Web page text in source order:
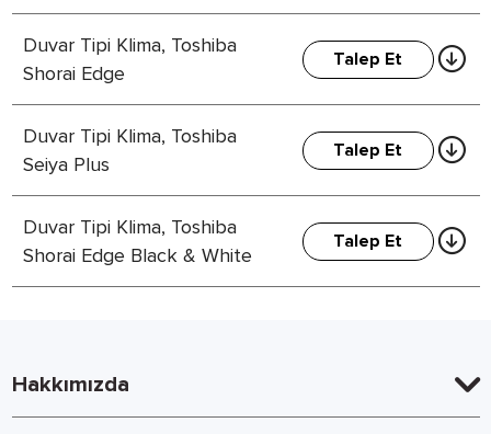
Duvar Tipi Klima, Toshiba
Shorai Edge
Talep Et
Duvar Tipi Klima, Toshiba
Seiya Plus
Talep Et
Duvar Tipi Klima, Toshiba
Shorai Edge Black & White
Talep Et
Hakkımızda